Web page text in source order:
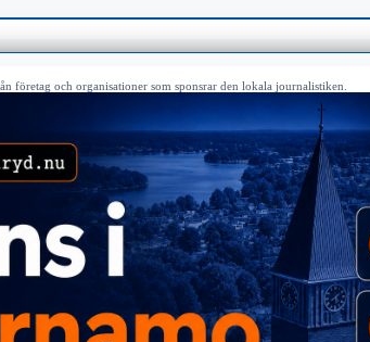
företag och organisationer som sponsrar den lokala journalistiken.